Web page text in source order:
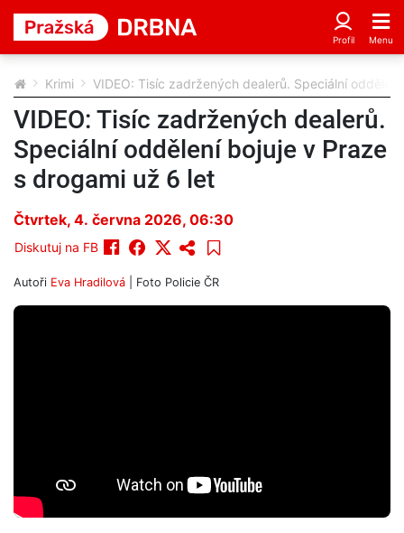
Krimi VIDEO: Tisíc zadržených dealerů. Speciální
VIDEO: Tisíc zadržených dealerů.
Speciální oddělení bojuje v Praze
s drogami už 6 let
Čtvrtek, 4. června 2026, 06:30
Diskutuj na FB
Autoři Eva Hradilová | Foto Policie ČR